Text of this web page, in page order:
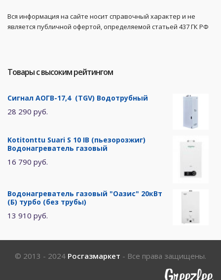
Вся информация на сайте носит справочный характер и не
является публичной офертой, определяемой статьей 437 ГК РФ
Товары с высоким рейтингом
Сигнал АОГВ-17,4 (TGV) Водотрубный
28 290 руб.
Kotitonttu Suari S 10 IB (пьезорозжиг)
Водонагреватель газовый
16 790 руб.
Водонагреватель газовый "Оазис" 20кВт
(Б) турбо (без трубы)
13 910 руб.
© 2013 - 2024 Росгазмаркет - Все права защищены.